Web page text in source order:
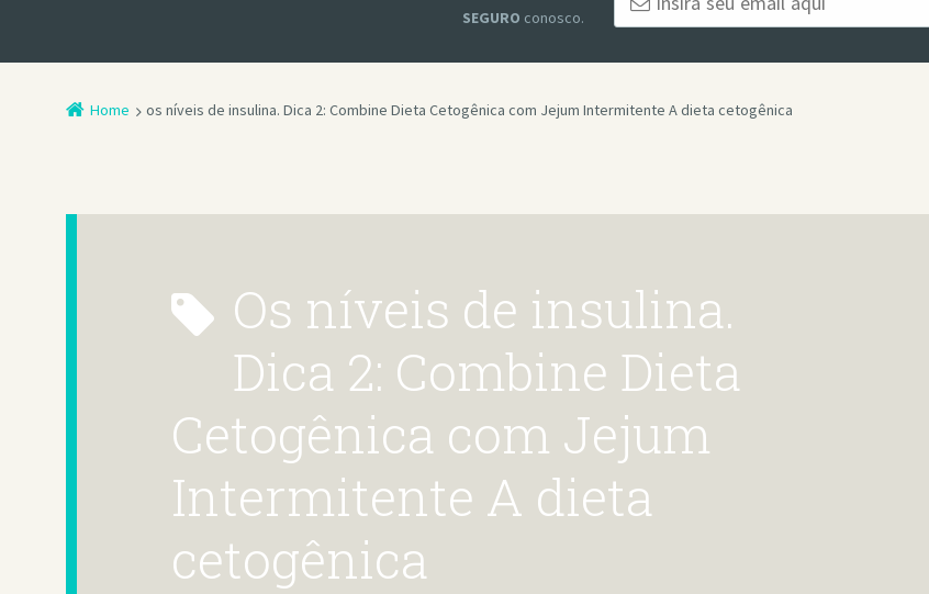
SEGURO conosco.
Home os níveis de insulina. Dica 2: Combine Dieta Cetogênica com Jejum Intermitente A dieta cetogênica
os níveis de insulina.
Dica 2: Combine Dieta
Cetogênica com Jejum
Intermitente A dieta
cetogênica